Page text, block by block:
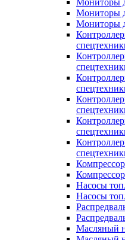
Мониторы
Мониторы
Мониторы
Насосы
Насосы
Масляный